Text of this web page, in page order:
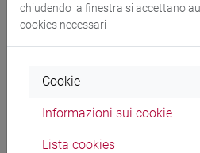
Ricerca
Pubblicazioni
CV
chiudendo la finestra si accettano
cookies necessari
Cookie
Informazioni sui cookie
Lista cookies